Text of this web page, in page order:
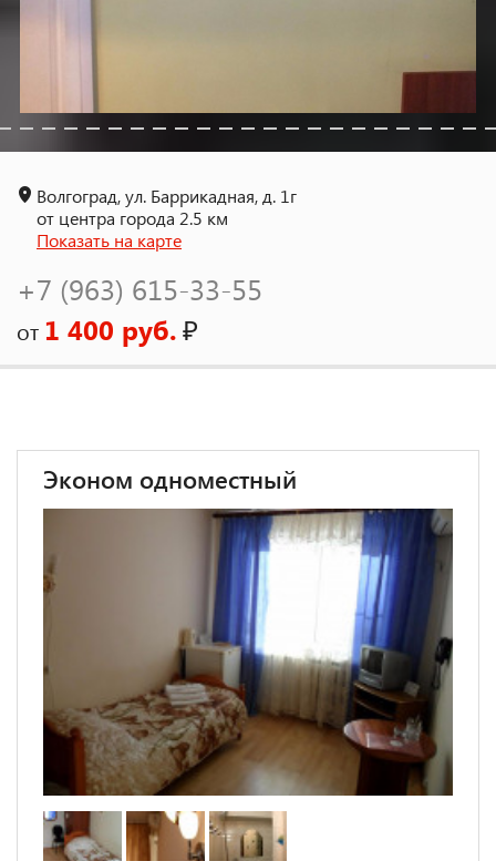
Волгоград, ул. Баррикадная, д. 1г
от центра города 2.5 км
Показать на карте
+7 (963) 615-33-55
от 1 400 руб.₽
Эконом одноместный